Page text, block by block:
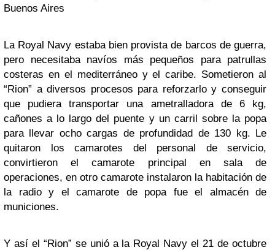
Buenos Aires
La Royal Navy estaba bien provista de barcos de guerra,
pero necesitaba navíos más pequeños para patrullas
costeras en el mediterráneo y el caribe. Sometieron al
“Rion” a diversos procesos para reforzarlo y conseguir
que pudiera transportar una ametralladora de 6 kg,
cañones a lo largo del puente y un carril sobre la popa
para llevar ocho cargas de profundidad de 130 kg. Le
quitaron los camarotes del personal de servicio,
convirtieron el camarote principal en sala de
operaciones, en otro camarote instalaron la habitación de
la radio y el camarote de popa fue el almacén de
municiones.
Y así el “Rion” se unió a la Royal Navy el 21 de octubre